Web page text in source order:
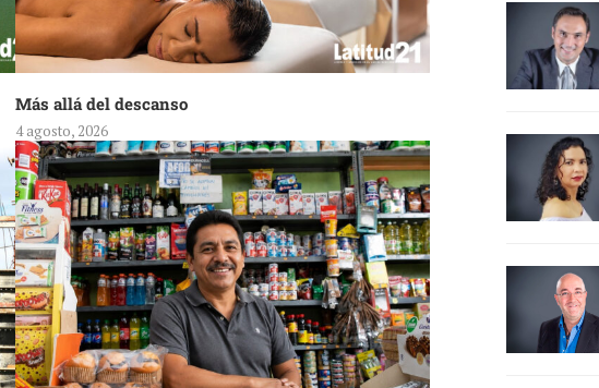
Más allá del descanso
4 agosto, 2026